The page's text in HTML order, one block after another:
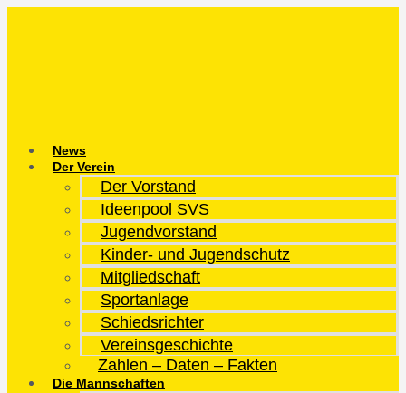
News
Der Verein
Der Vorstand
Ideenpool SVS
Jugendvorstand
Kinder- und Jugendschutz
Mitgliedschaft
Sportanlage
Schiedsrichter
Vereinsgeschichte
Zahlen – Daten – Fakten
Die Mannschaften